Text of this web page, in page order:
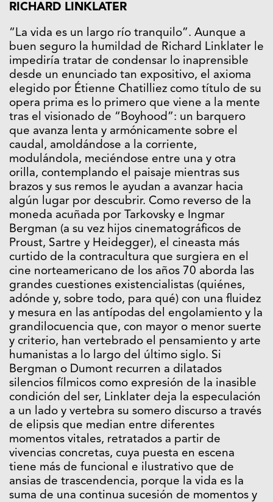
RICHARD LINKLATER
“La vida es un largo río tranquilo”. Aunque a
buen seguro la humildad de Richard Linklater le
impediría tratar de condensar lo inaprensible
desde un enunciado tan expositivo, el axioma
elegido por Étienne Chatilliez como título de su
opera prima es lo primero que viene a la mente
tras el visionado de “Boyhood”: un barquero
que avanza lenta y armónicamente sobre el
caudal, amoldándose a la corriente,
modulándola, meciéndose entre una y otra
orilla, contemplando el paisaje mientras sus
brazos y sus remos le ayudan a avanzar hacia
algún lugar por descubrir. Como reverso de la
moneda acuñada por Tarkovsky e Ingmar
Bergman (a su vez hijos cinematográficos de
Proust, Sartre y Heidegger), el cineasta más
curtido de la contracultura que surgiera en el
cine norteamericano de los años 70 aborda las
grandes cuestiones existencialistas (quiénes,
adónde y, sobre todo, para qué) con una fluidez
y mesura en las antípodas del engolamiento y la
grandilocuencia que, con mayor o menor suerte
y criterio, han vertebrado el pensamiento y arte
humanistas a lo largo del último siglo. Si
Bergman o Dumont recurren a dilatados
silencios fílmicos como expresión de la inasible
condición del ser, Linklater deja la especulación
a un lado y vertebra su somero discurso a través
de elipsis que median entre diferentes
momentos vitales, retratados a partir de
vivencias concretas, cuya puesta en escena
tiene más de funcional e ilustrativo que de
ansias de trascendencia, porque la vida es la
suma de una continua sucesión de momentos y